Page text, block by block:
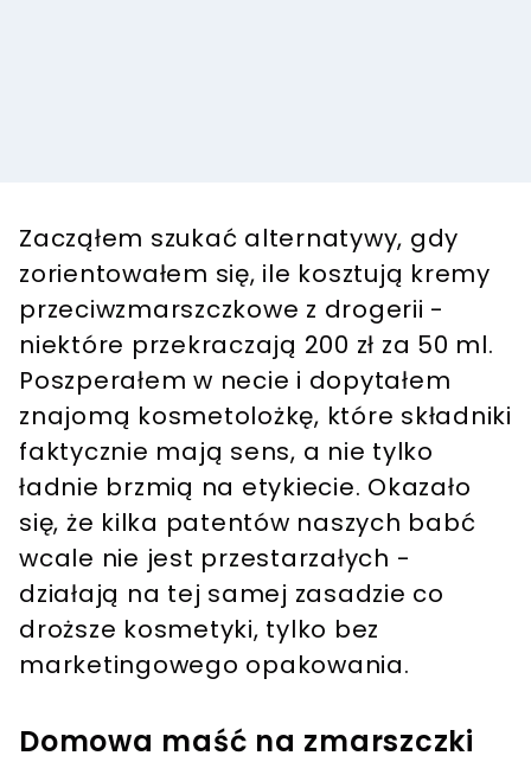
Zacząłem szukać alternatywy, gdy
zorientowałem się, ile kosztują kremy
przeciwzmarszczkowe z drogerii -
niektóre przekraczają 200 zł za 50 ml.
Poszperałem w necie i dopytałem
znajomą kosmetolożkę, które składniki
faktycznie mają sens, a nie tylko
ładnie brzmią na etykiecie. Okazało
się, że kilka patentów naszych babć
wcale nie jest przestarzałych -
działają na tej samej zasadzie co
droższe kosmetyki, tylko bez
marketingowego opakowania.
Domowa maść na zmarszczki